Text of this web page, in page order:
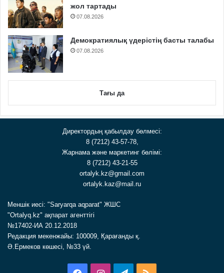
жол тартады
07.08.2026
Демократиялық үдерістің басты талабы
07.08.2026
Тағы да
Директордың қабылдау бөлмесі:
8 (7212) 43-57-78,
Жарнама және маркетинг бөлімі:
8 (7212) 43-21-55
ortalyk.kz@gmail.com
ortalyk.kaz@mail.ru
Меншік иесі: "Saryarqa aqparat" ЖШС
"Ortalyq.kz" ақпарат агенттігі
№17402-ИА 20.12.2018
Редакция мекенжайы: 100009, Қарағанды қ.
Ә.Ермеков көшесі, №33 үй.